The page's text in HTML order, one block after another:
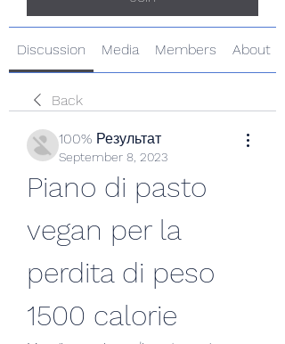
Discussion Media Members About
Back
100% Результат
September 8, 2023
Piano di pasto
vegan per la
perdita di peso
1500 calorie